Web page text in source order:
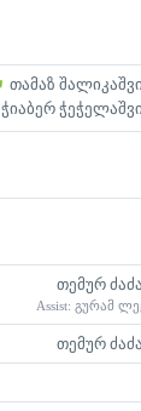
თამაზ
ჭიაბერ
თემურ
Assist: გურამ
თემურ